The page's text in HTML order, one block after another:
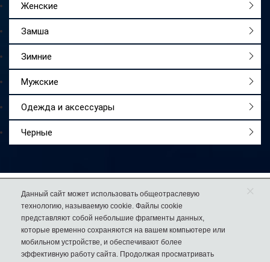
Женские
Замша
Зимние
Мужские
Одежда и аксессуары
Черные
Работаемс 2009 года
Более 50 000довольных покупателей
74% клиентоввозвращаются к нам за еще одной парой обуви
Данный сайт может использовать общеотраслевую
технологию, называемую cookie. Файлы cookie
представляют собой небольшие фрагменты данных,
которые временно сохраняются на вашем компьютере или
мобильном устройстве, и обеспечивают более
эффективную работу сайта. Продолжая просматривать
×